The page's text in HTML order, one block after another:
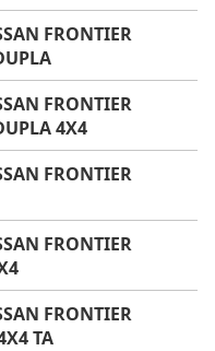
FRONTIER
FRONTIER
4X4
FRONTIER
FRONTIER
FRONTIER
TA